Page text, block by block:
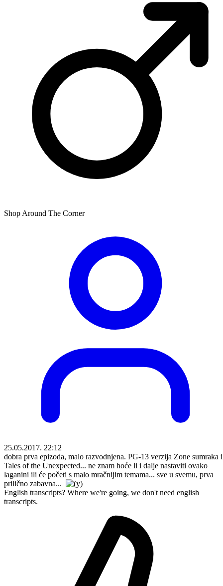
Shop Around The Corner
25.05.2017. 22:12
dobra prva epizoda, malo razvodnjena. PG-13 verzija Zone sumraka
Tales of the Unexpected... ne znam hoće li i dalje nastaviti ovako
laganini ili će početi s malo mračnijim temama... sve u svemu, prva
prilično zabavna...
English transcripts? Where we're going, we don't need english
transcripts.